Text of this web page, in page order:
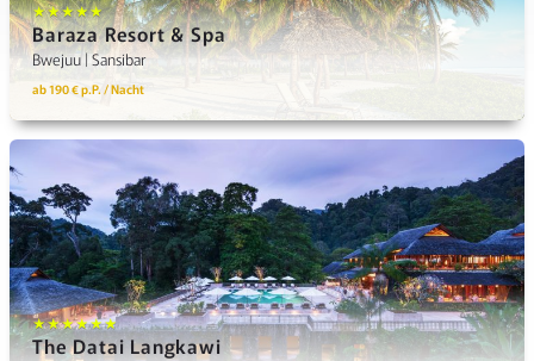
★★★★★
Baraza Resort & Spa
Bwejuu | Sansibar
ab 190 € p.P. / Nacht
★★★★★★
The Datai Langkawi